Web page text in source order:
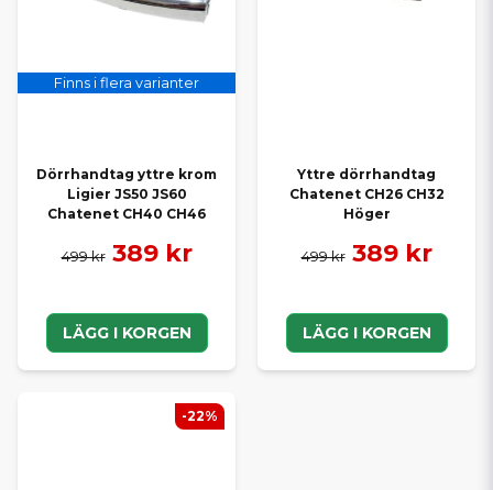
Finns i flera varianter
Dörrhandtag yttre krom
Ligier JS50 JS60
Chatenet CH40 CH46
499 kr 389 kr
LÄGG I KORGEN
Yttre dörrhandtag
Chatenet CH26 CH32
Höger
499 kr 389 kr
LÄGG I KORGEN
-22%